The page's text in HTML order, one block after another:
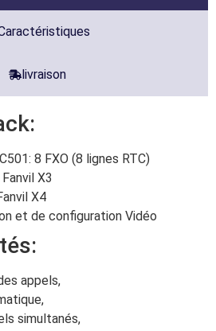
livraison
8 FXO (8 lignes RTC)
X3
X4
et de configuration Vidéo
appels,
simultanés,